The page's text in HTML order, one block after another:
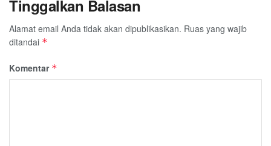
Tinggalkan Balasan
Alamat email Anda tidak akan dipublikasikan. Ruas yang wajib
ditandai *
Komentar *